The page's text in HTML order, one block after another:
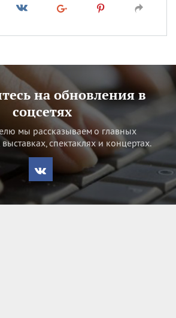
на обновления в
соцсетях
мы рассказываем о главных
спектаклях и концертах.